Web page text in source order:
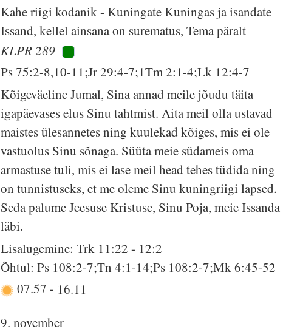
Kahe riigi kodanik - Kuningate Kuningas ja isandate
Issand, kellel ainsana on surematus, Tema päralt
KLPR 289
Ps 75:2-8,10-11;Jr 29:4-7;1Tm 2:1-4;Lk 12:4-7
Kõigeväeline Jumal, Sina annad meile jõudu täita
igapäevases elus Sinu tahtmist. Aita meil olla ustavad
maistes ülesannetes ning kuulekad kõiges, mis ei ole
vastuolus Sinu sõnaga. Süüta meie südameis oma
armastuse tuli, mis ei lase meil head tehes tüdida ning
on tunnistuseks, et me oleme Sinu kuningriigi lapsed.
Seda palume Jeesuse Kristuse, Sinu Poja, meie Issanda
läbi.
Lisalugemine: Trk 11:22 - 12:2
Õhtul: Ps 108:2-7;Tn 4:1-14;Ps 108:2-7;Mk 6:45-52
07.57- 16.11
9. november